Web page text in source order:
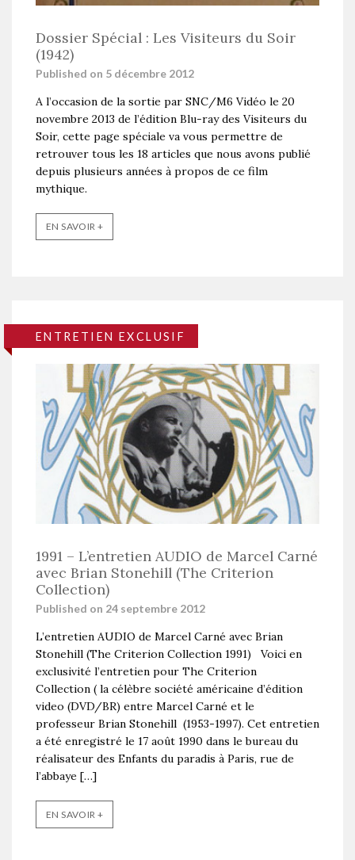
Dossier Spécial : Les Visiteurs du Soir
(1942)
Published on 5 décembre 2012
A l’occasion de la sortie par SNC/M6 Vidéo le 20
novembre 2013 de l’édition Blu-ray des Visiteurs du
Soir, cette page spéciale va vous permettre de
retrouver tous les 18 articles que nous avons publié
depuis plusieurs années à propos de ce film
mythique.
EN SAVOIR +
ENTRETIEN EXCLUSIF
1991 – L’entretien AUDIO de Marcel Carné
avec Brian Stonehill (The Criterion
Collection)
Published on 24 septembre 2012
L’entretien AUDIO de Marcel Carné avec Brian
Stonehill (The Criterion Collection 1991) Voici en
exclusivité l’entretien pour The Criterion
Collection ( la célèbre société américaine d’édition
video (DVD/BR) entre Marcel Carné et le
professeur Brian Stonehill (1953-1997). Cet entretien
a été enregistré le 17 août 1990 dans le bureau du
réalisateur des Enfants du paradis à Paris, rue de
l’abbaye […]
EN SAVOIR +